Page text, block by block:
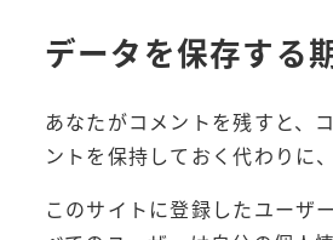
データを保存する
あなたがコメントを残すと、
ントを保持しておく代わりに
このサイトに登録したユーザ